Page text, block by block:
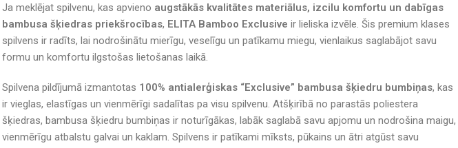
Ja meklējat spilvenu, kas apvieno augstākās kvalitātes materiālus, izcilu komfortu un dabīgas
bambusa šķiedras priekšrocības, ELITA Bamboo Exclusive ir lieliska izvēle. Šis premium klases
spilvens ir radīts, lai nodrošinātu mierīgu, veselīgu un patīkamu miegu, vienlaikus saglabājot savu
formu un komfortu ilgstošas lietošanas laikā.
Spilvena pildījumā izmantotas 100% antialerģiskas “Exclusive” bambusa šķiedru bumbiņas, kas
ir vieglas, elastīgas un vienmērīgi sadalītas pa visu spilvenu. Atšķirībā no parastās poliestera
šķiedras, bambusa šķiedru bumbiņas ir noturīgākas, labāk saglabā savu apjomu un nodrošina maigu,
vienmērīgu atbalstu galvai un kaklam. Spilvens ir patīkami mīksts, pūkains un ātri atgūst savu